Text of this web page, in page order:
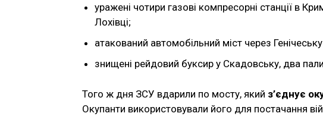
уражені чотири газові компресорні станції в
Лохівці;
атакований автомобільний міст через
знищені рейдовий буксир у Скадовську, два
Того ж дня ЗСУ вдарили по мосту, який з’єднує
Окупанти використовували його для постачання